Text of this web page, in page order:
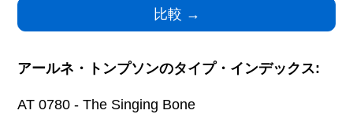
アールネ・トンプソンのタイプ・インデックス:
AT 0780 - The Singing Bone